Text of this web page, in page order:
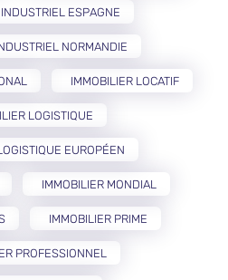
ESPAGNE
NORMANDIE
IMMOBILIER LOCATIF
LOGISTIQUE
EUROPÉEN
IMMOBILIER MONDIAL
IMMOBILIER PRIME
PROFESSIONNEL